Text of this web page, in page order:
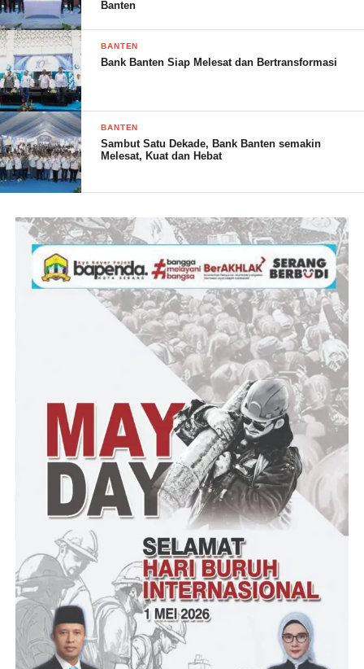
Soal bangunan tahu, dan kami sudah berikan himbauan sudah
disampaikan ke yang bersangkutan, jawabannya lagi di proses
katanya pak.
Begini ajah Pak, kita silaturahmi ajah ke orgnya, kapan kita bisa
ketemuan dengan yang bersangkutan,” Pungkasnya
Dilain sisi Erik Widiaswara ST selaku Kepala Bidang Kabid
Perizinan Kabupaten Pandeglang kepada awak media dirinya
mengatakan via pesan whatssapnya
” Waallaikum Sallam, Kita minta waktu untuk cek dulu
permohonannya di OSS terkait permohonan tersebut dan coba
koordinasi dengan PUPR terkait aplikasi SIMBG Permohonan
PBG nya. Dan mohon maaf kebetulan saya sedang rapat,”
Katanya
(YEN/RG)
Post Views: 23
Banten
BANTEN
Bank Banten Siap Melesat dan Bertransformasi
BANTEN
Sambut Satu Dekade, Bank Banten semakin
Melesat, Kuat dan Hebat